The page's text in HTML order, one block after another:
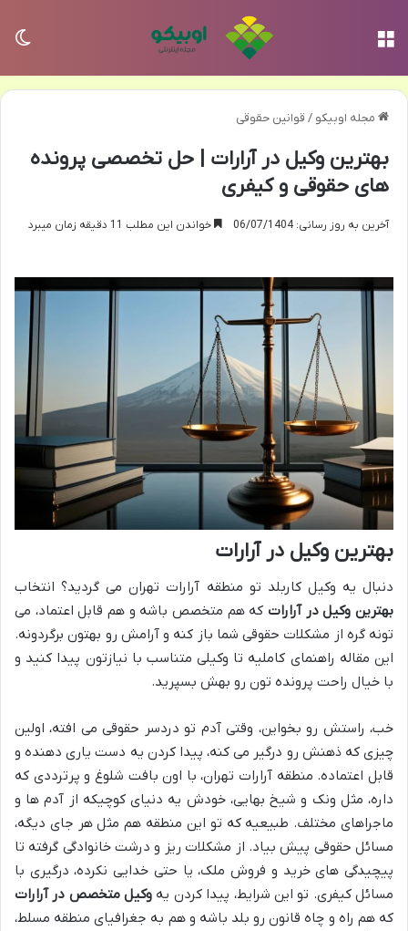
مجله اوبیکو / قوانین حقوقی
بهترین وکیل در آرارات | حل تخصصی پرونده
های حقوقی و کیفری
آخرین به روز رسانی: 06/07/1404 خواندن این مطلب 11 دقیقه زمان میبرد
بهترین وکیل در آرارات
دنبال یه وکیل کاربلد تو منطقه آرارات تهران می گردید؟ انتخاب
بهترین وکیل در آرارات که هم متخصص باشه و هم قابل اعتماد، می
تونه گره از مشکلات حقوقی شما باز کنه و آرامش رو بهتون برگردونه.
این مقاله راهنمای کاملیه تا وکیلی متناسب با نیازتون پیدا کنید و
با خیال راحت پرونده تون رو بهش بسپرید.
خب، راستش رو بخواین، وقتی آدم تو دردسر حقوقی می افته، اولین
چیزی که ذهنش رو درگیر می کنه، پیدا کردن یه دست یاری دهنده و
قابل اعتماده. منطقه آرارات تهران، با اون بافت شلوغ و پرترددی که
داره، مثل ونک و شیخ بهایی، خودش یه دنیای کوچیکه از آدم ها و
ماجراهای مختلف. طبیعیه که تو این منطقه هم مثل هر جای دیگه،
مسائل حقوقی پیش بیاد. از مشکلات ریز و درشت خانوادگی گرفته تا
پیچیدگی های خرید و فروش ملک، یا حتی خدایی نکرده، درگیری با
مسائل کیفری. تو این شرایط، پیدا کردن یه وکیل متخصص در آرارات
که هم راه و چاه قانون رو بلد باشه و هم به جغرافیای منطقه مسلط،